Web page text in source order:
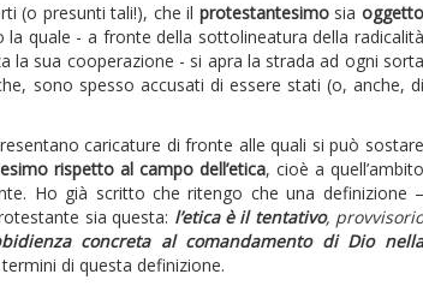
(o presunti tali!), che il protestantesimosia oggetto
la quale - a fronte della sottolineatura della radicalità
la sua cooperazione - si apra la strada ad ogni sorta
sono spesso accusati di essere stati (o, anche, di
caricature di fronte alle quali si può sostare
rispetto al campo dell’etica, cioè a quell’ambito
Ho già scritto che ritengo che una definizione –
sia questa: l’etica è il tentativo, provvisorio
concreta al comandamento di Dio
di questa definizione.